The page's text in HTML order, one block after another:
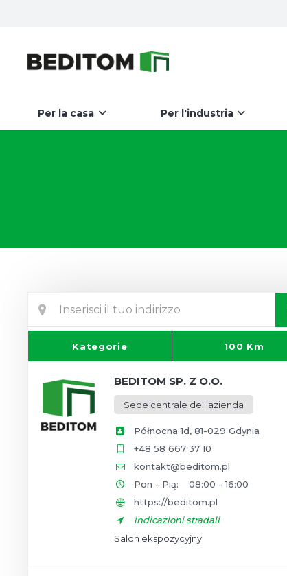
Per la casa Per l'industria
Kategorie 100 Km
BEDITOM SP. Z O.O.
Sede centrale dell'azienda
Północna 1d, 81-029 Gdynia
+48 58 667 37 10
kontakt@beditom.pl
Pon - Pią:
08:00 - 16:00
https://beditom.pl
indicazioni stradali
Salon ekspozycyjny